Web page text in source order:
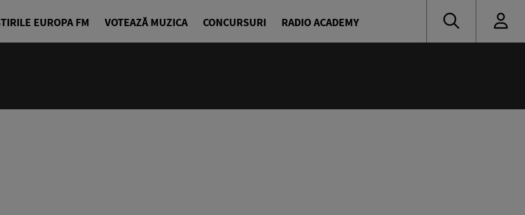
EUROPA FM VOTEAZĂ MUZICA CONCURSURI RADIO ACADEMY